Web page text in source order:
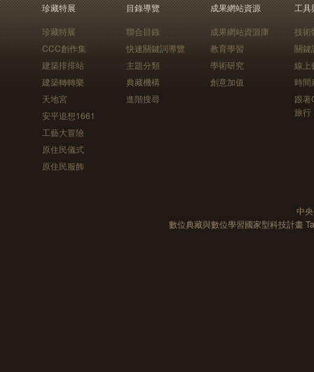
珍藏特展
珍藏特展
CCC創作集
建築排排站
建築轉轉樂
天地宮
安平追想1661
工藝大冒險
原住民儀式
原住民服飾
目錄導覽
聯合目錄
快速關鍵詞導覽
主題分類
典藏機構
進階搜尋
成果網站資源
成果網站資源庫
教育學習
學術研究
創意加值
工具
技術
關鍵
線上
時間
跟
旅行
中
數位典藏與數位學習國家型科技計畫